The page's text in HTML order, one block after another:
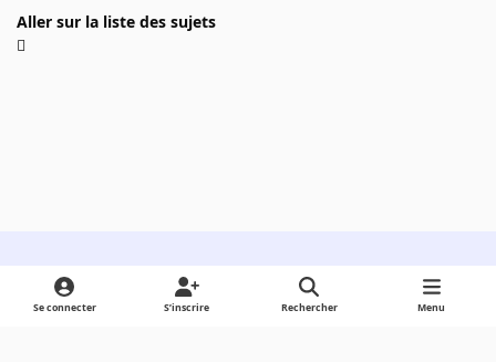
Aller sur la liste des sujets
Light ModeDark ModeSystem Preference
Se connecter S’inscrire Rechercher Menu